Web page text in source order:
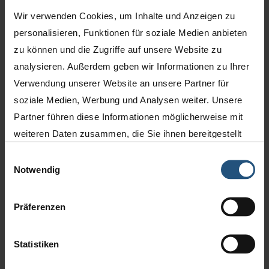
Wir verwenden Cookies, um Inhalte und Anzeigen zu
personalisieren, Funktionen für soziale Medien anbieten
zu können und die Zugriffe auf unsere Website zu
analysieren. Außerdem geben wir Informationen zu Ihrer
Verwendung unserer Website an unsere Partner für
soziale Medien, Werbung und Analysen weiter. Unsere
Partner führen diese Informationen möglicherweise mit
weiteren Daten zusammen, die Sie ihnen bereitgestellt
gesammelt haben.
Datenschutz
Notwendig
Präferenzen
Statistiken
Eigenschaften des Glases
Ihr Profil:
gute schulische Leistungen
Gutes technisches Verständnis und räumliches
Denken
Freude am selbständigen Arbeiten und die
Ausbildungsbeginn:
1. August bzw. 1. September
Absolvieren Sie vorab gerne ein Praktikum bei uns!